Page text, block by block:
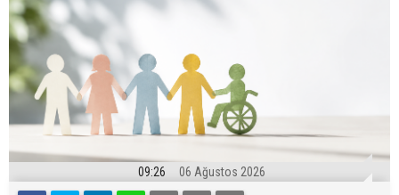
09:26 06 Ağustos 2026